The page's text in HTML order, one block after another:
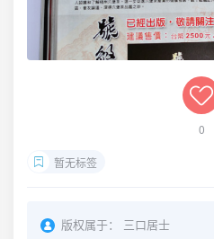
0
暂无标签
版权属于：
三口居士